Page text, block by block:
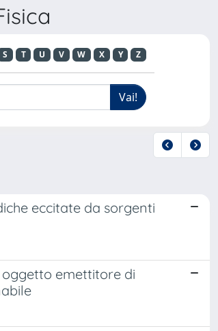
S T U V W X Y Z
eccitate da sorgenti
emettitore di